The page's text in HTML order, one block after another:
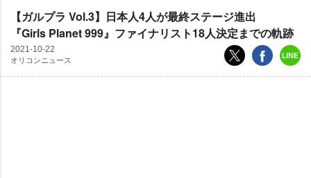
【ガルプラ Vol.3】日本人4人が最終ステージ進出
『Girls Planet 999』ファイナリスト18人決定までの軌跡
2021-10-22
オリコンニュース